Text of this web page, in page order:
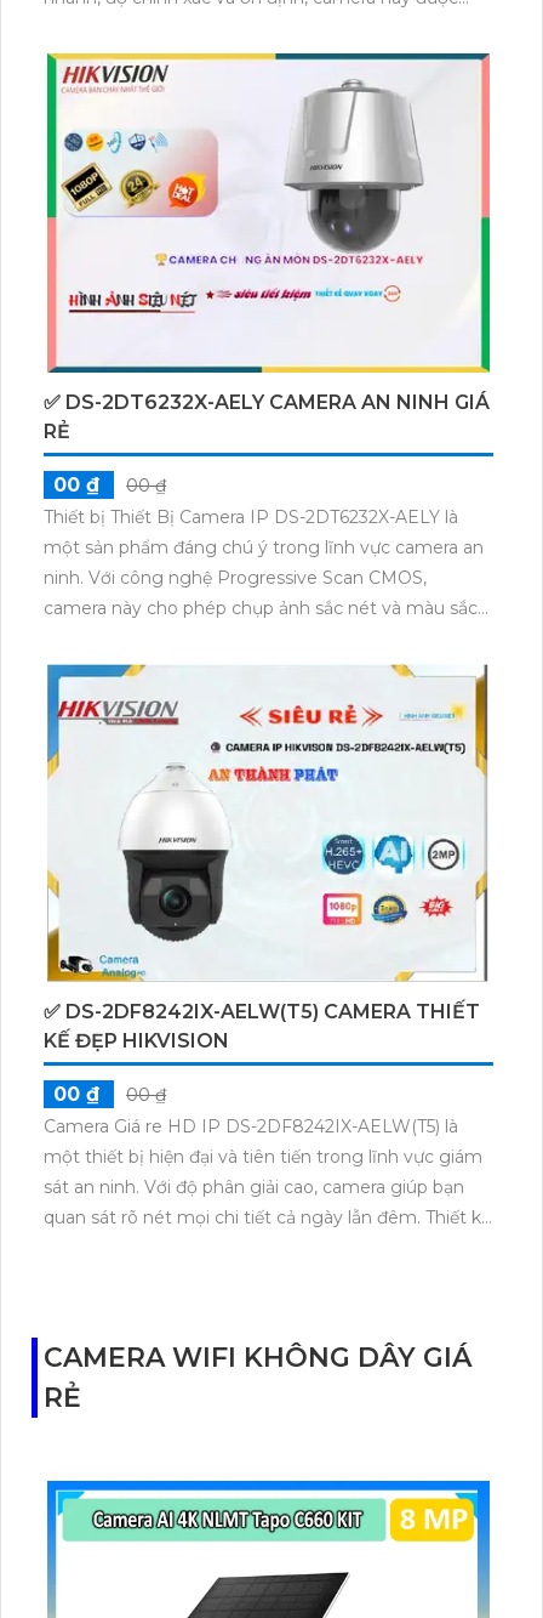
được tích hợp công nghệ Hồng Ngoại EXIR, giúp
hình ảnh trong môi trường thiếu sáng trở nên rõ nét
và sắc nét.Sử dụng công nghệ tiết kiệm điện năng và
hiệu suất cao, camera mang lại hiệu quả kinh tế cho
người dùng. Điều đặc biệt, công nghệ xử lý hình ảnh
Progressive Scan CMOS cho phép màu sắc trung
thực và sống động.Với khả năng xem ban đêm Hồng
Ngoại lên tới 200m, camera này giúp bạn bảo vệ và
giám sát an toàn khu vực xung quanh. Với mức giá
quan sát ban đêm.
✅ DS-2DT6232X-AELY CAMERA AN NINH GIÁ
RẺ
00 ₫
00 ₫
Thiết bị Thiết Bị Camera IP DS-2DT6232X-AELY là
một sản phẩm đáng chú ý trong lĩnh vực camera an
ninh. Với công nghệ Progressive Scan CMOS,
camera này cho phép chụp ảnh sắc nét và màu sắc
lượng hình ảnh rõ ràng nhờ công nghệ độ phân giải
cao. Độ phân giải 2.0 MP cùng việc gộp cổng RJ45
giúp camera dễ dàng kết nối và truy cập từ xa.
✅ DS-2DF8242IX-AELW(T5) CAMERA THIẾT
KẾ ĐẸP HIKVISION
00 ₫
00 ₫
Camera Giá re HD IP DS-2DF8242IX-AELW(T5) là
một thiết bị hiện đại và tiên tiến trong lĩnh vực giám
sát an ninh. Với độ phân giải cao, camera giúp bạn
quan sát rõ nét mọi chi tiết cả ngày lẫn đêm. Thiết kế
quét được toàn bộ góc nhìn và theo dõi sự di chuyển
của các đối tượng. Đặc biệt, camera còn tích hợp
công nghệ thông minh như nhận diện khuôn mặt,
một lựa chọn lý tưởng để tăng cường an ninh cho
nhà riêng, cửa hàng hay công ty.
CAMERA WIFI KHÔNG DÂY GIÁ
RẺ